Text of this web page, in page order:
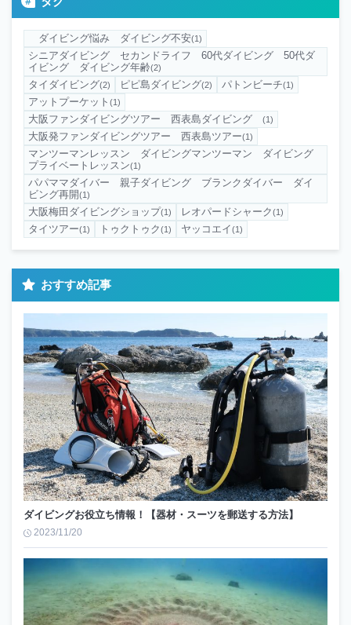
ダイビング悩み ダイビング不安(1)
シニアダイビング セカンドライフ 60代ダイビング 50代ダ
イビング ダイビング年齢(2)
タイダイビング(2) ピピ島ダイビング(2) パトンビーチ(1)
アットプーケット (1)
大阪ファンダイビングツアー 西表島ダイビング (1)
大阪発ファンダイビングツアー 西表島ツアー(1)
マンツーマンレッスン ダイビングマンツーマン ダイビング
プライベートレッスン(1)
パパママダイバー 親子ダイビング ブランクダイバー ダイ
ビング再開(1)
大阪梅田ダイビングショップ(1) レオパードシャーク(1)
タイツアー(1) トゥクトゥク(1) ヤッコエイ(1)
おすすめ記事
ダイビングお役立ち情報！【器材・スーツを郵送する方法】
2023/11/20